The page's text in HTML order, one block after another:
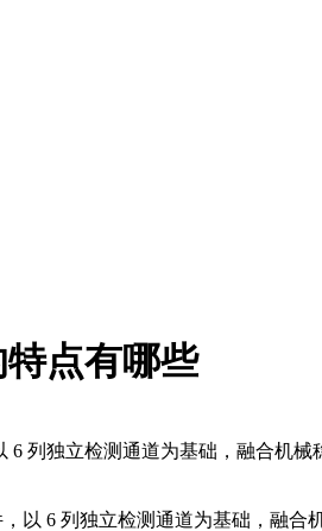
点有哪些
列独立检测通道为基础，融合机
6 列独立检测通道为基础，融合